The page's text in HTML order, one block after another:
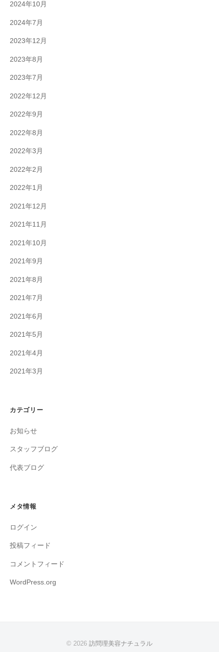
2024年10月
2024年7月
2023年12月
2023年8月
2023年7月
2022年12月
2022年9月
2022年8月
2022年3月
2022年2月
2022年1月
2021年12月
2021年11月
2021年10月
2021年9月
2021年8月
2021年7月
2021年6月
2021年5月
2021年4月
2021年3月
カテゴリー
お知らせ
スタッフブログ
代表ブログ
メタ情報
ログイン
投稿フィード
コメントフィード
WordPress.org
© 2026 訪問理美容ナチュラル